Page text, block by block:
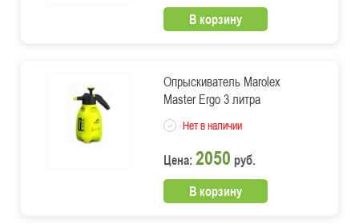
В корзину
Опрыскиватель Marolex
Master Ergo 3 литра
Нет в наличии
Цена: 2050 руб.
В корзину